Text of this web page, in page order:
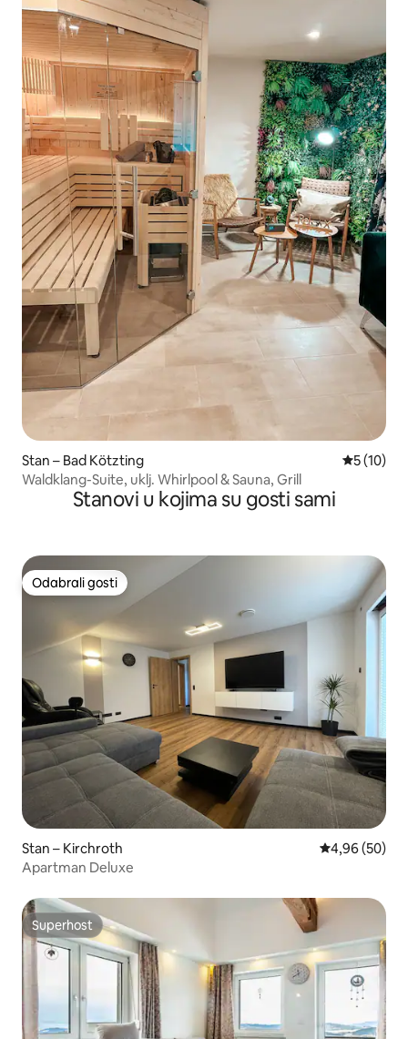
Stan – Bad Kötzting Prosječna
5 (10)
Waldklang-Suite, uklj. Whirlpool & Sauna, Grill
Stanovi u kojima su gosti sami
Odabrali gosti
Odabrali gosti
Stan – Kirchroth Prosječna
4,96 (50)
Apartman Deluxe
Superhost
Superhost